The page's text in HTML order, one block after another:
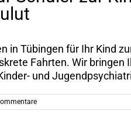
in Tübingen für Ihr Kind
Fahrten. Wir
und